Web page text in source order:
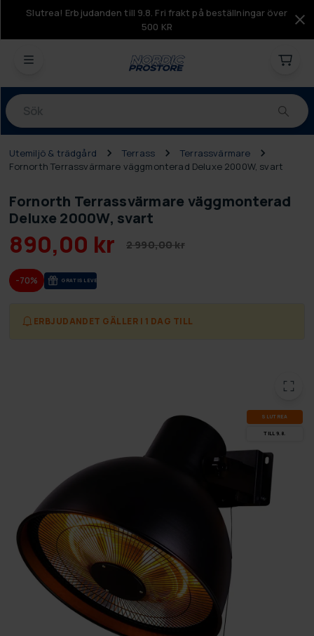
Slutrea! Erbjudanden till 9.8. Fri frakt på beställningar över
500 KR
Produkter
Utemiljö & trädgård Terrass
Terrassvärmare
Fornorth Terrassvärmare väggmonterad Deluxe 2000W, svart
Fornorth Terrassvärmare väggmonterad
Deluxe 2000W, svart
890,00 kr 2 990,00 kr
-70% GRA­TIS LE­VE­RANS
ERBJUDANDET GÄLLER I 1 DAG TILL
SLUT­REA
TILL 9.8.